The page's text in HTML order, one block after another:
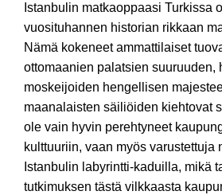
Istanbulin matkaoppaasi Turkissa
vuosituhannen historian rikkaan
Nämä kokeneet ammattilaiset
ottomaanien palatsien suuruuden,
moskeijoiden hengellisen
maanalaisten säiliöiden kiehtovat
ole vain hyvin perehtyneet
kulttuuriin, vaan myös varustettuja
Istanbulin labyrintti-kaduilla, mikä
tutkimuksen tästä vilkkaasta